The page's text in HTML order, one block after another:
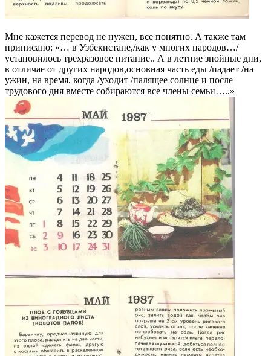
Мне кажется перевод не нужен, все понятно. А также там
приписано: «… в Узбекистане,/как у многих народов…/
установилось трехразовое питание.. А в летние знойные дни,
в отличае от других народов,основная часть еды /падает /на
ужин, на время, когда /уходит /палящее солнце и после
трудового дня вместе собираются все члены семьи…..»